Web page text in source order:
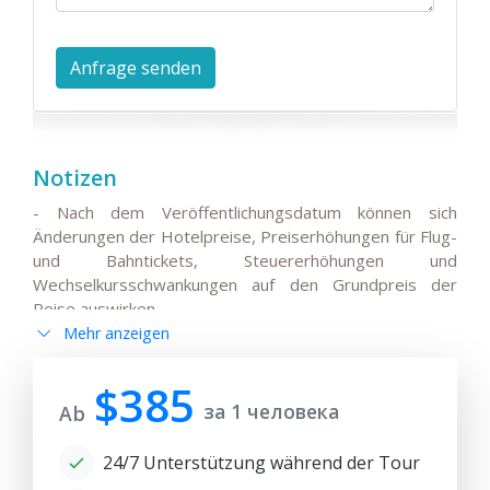
Notizen
- Nach dem Veröffentlichungsdatum können sich
Änderungen der Hotelpreise, Preiserhöhungen für Flug-
und Bahntickets, Steuererhöhungen und
Wechselkursschwankungen auf den Grundpreis der
Reise auswirken.
- Alle Änderungen der Hauptreiseroute, Änderungen
internationaler Flüge müssen mit den Reisenden
vereinbart und vorab bestätigt werden.
Verfügbarkeit von Tickets für die angegebenen Daten
Mehr anzeigen
Ab $385 за 1 человека
24/7 Unterstützung während der Tour